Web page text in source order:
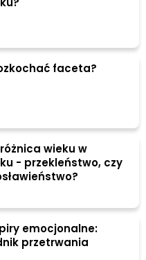
faceta?
wieku w
- przekleństwo, czy
emocjonalne:
przetrwania